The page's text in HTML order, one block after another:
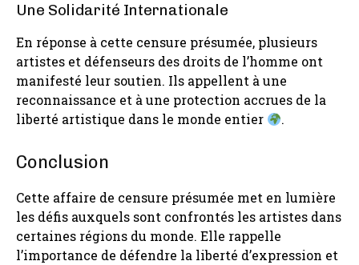
Une Solidarité Internationale
En réponse à cette censure présumée, plusieurs
artistes et défenseurs des droits de l’homme ont
manifesté leur soutien. Ils appellent à une
reconnaissance et à une protection accrues de la
liberté artistique dans le monde entier
.
Conclusion
Cette affaire de censure présumée met en lumière
les défis auxquels sont confrontés les artistes dans
certaines régions du monde. Elle rappelle
l’importance de défendre la liberté d’expression et